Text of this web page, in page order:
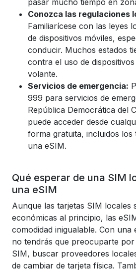
pasar mucho tiempo en
Conozca las regulaciones
Familiarícese con las leyes
de dispositivos móviles,
conducir. Muchos estados
contra el uso de
volante.
Servicios de emergencia:
999 para servicios de
República Democrática del
puede acceder desde
forma gratuita, incluidos los
una eSIM.
Qué esperar de una SIM
una eSIM
Aunque las tarjetas SIM locales
económicas al principio, las
comodidad inigualable. Con una
no tendrás que preocuparte
SIM, buscar proveedores
de cambiar de tarjeta física.